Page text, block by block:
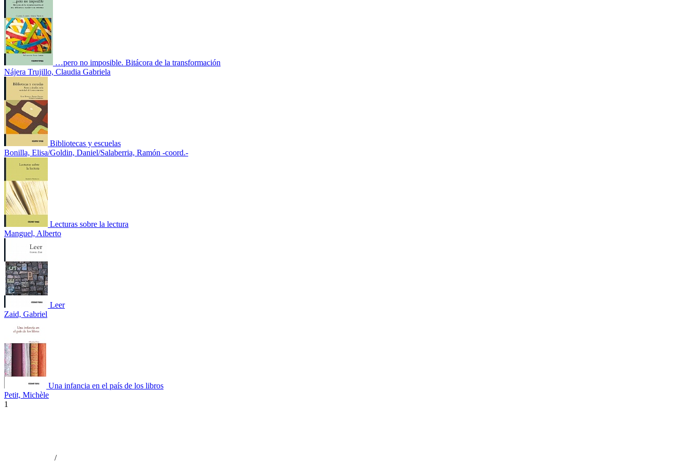
…pero no imposible. Bitácora de la transformación
Nájera Trujillo, Claudia Gabriela
Bibliotecas y escuelas
Bonilla, Elisa/Goldin, Daniel/Salaberria, Ramón -coord.-
Lecturas sobre la lectura
Manguel, Alberto
Leer
Zaid, Gabriel
Una infancia en el país de los libros
Petit, Michèle
1
/